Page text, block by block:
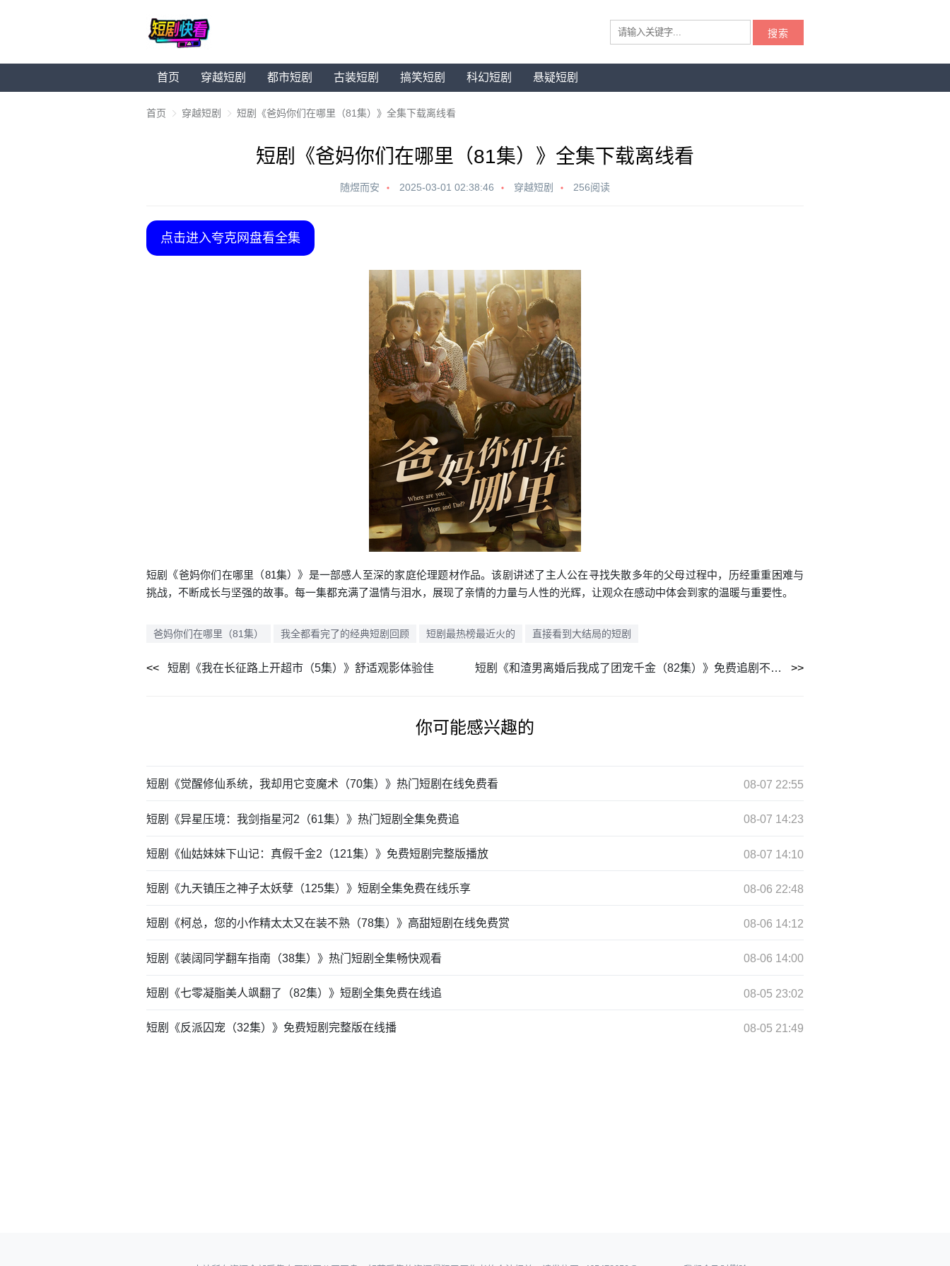
搜索
首页 穿越短剧 都市短剧 古装短剧 搞笑短剧 科幻短剧 悬疑短剧
首页 穿越短剧 短剧《爸妈你们在哪里（81集）》全集下载离线看
短剧《爸妈你们在哪里（81集）》全集下载离线看
随煜而安 2025-03-01 02:38:46 穿越短剧 256阅读
点击进入夸克网盘看全集
短剧《爸妈你们在哪里（81集）》是一部感人至深的家庭伦理题材作品。该剧讲述了主人公在寻找失散多年的父母过程中，历经重重困难与
挑战，不断成长与坚强的故事。每一集都充满了温情与泪水，展现了亲情的力量与人性的光辉，让观众在感动中体会到家的温暖与重要性。
爸妈你们在哪里（81集） 我全都看完了的经典短剧回顾 短剧最热榜最近火的 直接看到大结局的短剧
短剧《我在长征路上开超市（5集）》舒适观影体验佳 短剧《和渣男离婚后我成了团宠千金（82集）》免费追剧不停歇
你可能感兴趣的
短剧《觉醒修仙系统，我却用它变魔术（70集）》热门短剧在线免费看 08-07 22:55
短剧《异星压境：我剑指星河2（61集）》热门短剧全集免费追 08-07 14:23
短剧《仙姑妹妹下山记：真假千金2（121集）》免费短剧完整版播放 08-07 14:10
短剧《九天镇压之神子太妖孽（125集）》短剧全集免费在线乐享 08-06 22:48
短剧《柯总，您的小作精太太又在装不熟（78集）》高甜短剧在线免费赏 08-06 14:12
短剧《装阔同学翻车指南（38集）》热门短剧全集畅快观看 08-06 14:00
短剧《七零凝脂美人飒翻了（82集）》短剧全集免费在线追 08-05 23:02
短剧《反派囚宠（32集）》免费短剧完整版在线播 08-05 21:49